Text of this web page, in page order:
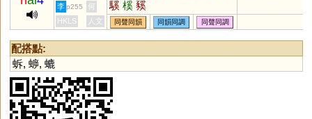
騱 榽 豯
李 p255
何
HKLS
人文 同聲同韻 同韻同調 同聲同調
配搭點:
蚸, 蝷, 螰